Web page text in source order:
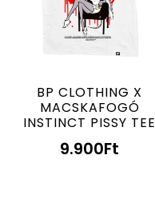
BP CLOTHING X
MACSKAFOGÓ
INSTINCT PISSY TEE
9.900Ft